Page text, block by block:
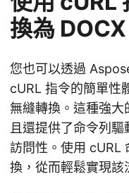
換為 DOCX
您也可以透過
cURL 指令的簡單性
無縫轉換。這種強
且還提供了命令列
訪問性。使用 cURL
換，從而輕鬆實現該